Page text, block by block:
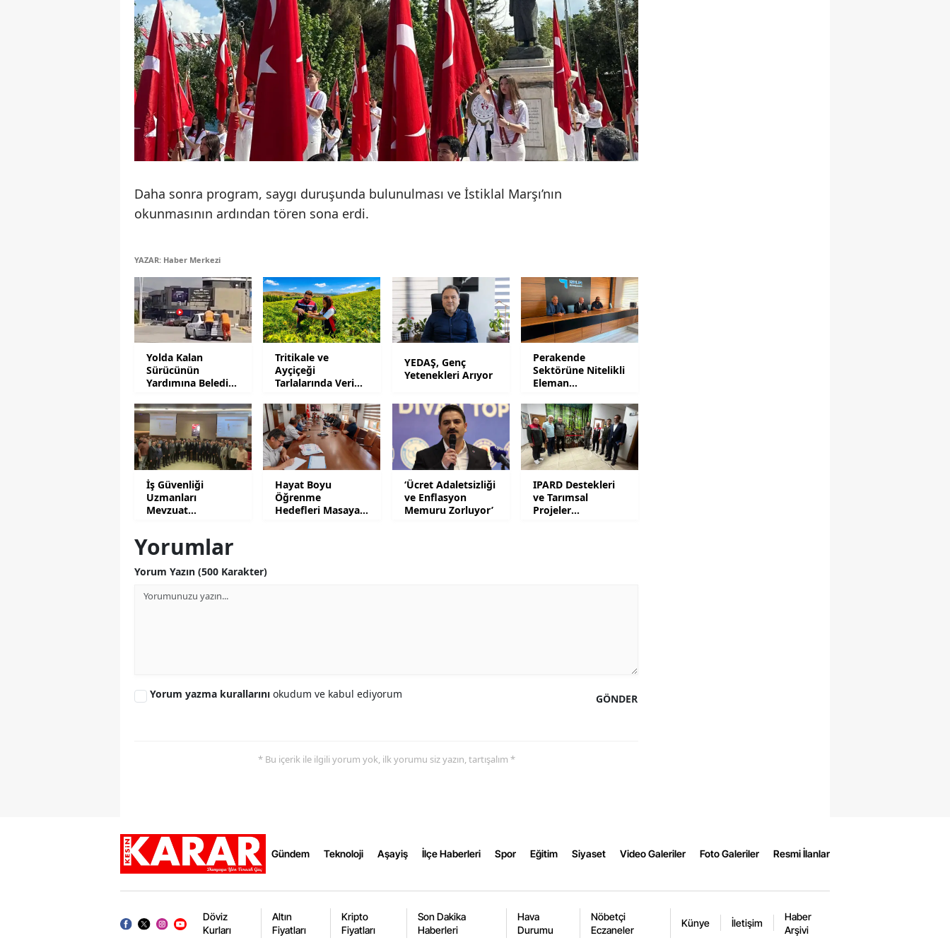
Samsun
Siirt
Sinop
Sivas
Tekirdağ
Trabzon
Uşak
Van
Yozgat
Zonguldak
Aksaray
Bayburt
Karaman
Kırıkkale
Batman
Daha sonra program, saygı duruşunda bulunulması ve İstiklal Marşı’nın
okunmasının ardından tören sona erdi.
YAZAR: Haber Merkezi
Yolda Kalan
Sürücünün
Yardımına Belediye
Tritikale ve
Ayçiçeği
Tarlalarında Verim
YEDAŞ, Genç
Yetenekleri Arıyor
Perakende
Sektörüne Nitelikli
Eleman
İş Güvenliği
Uzmanları
Mevzuat
Hayat Boyu
Öğrenme
Hedefleri Masaya
‘Ücret Adaletsizliği
ve Enflasyon
Memuru Zorluyor’
IPARD Destekleri
ve Tarımsal
Projeler
Yorumlar
Yorum Yazın (500 Karakter)
GÖNDER
Yorum yazma kurallarını okudum ve kabul ediyorum
* Bu içerik ile ilgili yorum yok, ilk yorumu siz yazın, tartışalım *
Gündem Teknoloji Aşayiş İlçe Haberleri Spor Eğitim Siyaset Video Galeriler Foto Galeriler Resmi İlanlar
Döviz
Kurları
Altın
Fiyatları
Kripto
Fiyatları
Son Dakika
Haberleri
Hava
Durumu
Nöbetçi
Eczaneler
Künye İletişim
Haber
Arşivi